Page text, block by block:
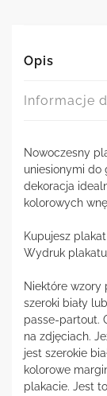
Opis
Informacje
Nowoczesny
uniesionymi do
dekoracja
kolorowych
Kupujesz
Wydruk
Niektóre wzory
szeroki biały
passe-partout.
na zdjęciach.
jest szerokie
kolorowe
plakacie. Jest